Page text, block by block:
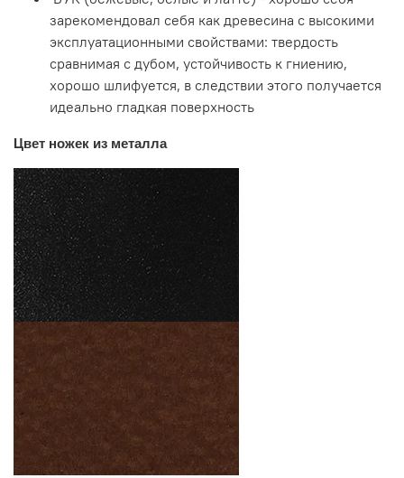
зарекомендовал себя как древесина с высокими
эксплуатационными свойствами: твердость
сравнимая с дубом, устойчивость к гниению,
хорошо шлифуется, в следствии этого получается
идеально гладкая поверхность
Цвет ножек из металла